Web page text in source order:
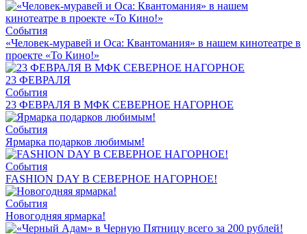
События
«Человек-муравей и Оса: Квантомания» в нашем кинотеатре в
проекте «То Кино!»
23 ФЕВРАЛЯ
События
23 ФЕВРАЛЯ В МФК СЕВЕРНОЕ НАГОРНОЕ
События
Ярмарка подарков любимым!
События
FASHION DAY В СЕВЕРНОЕ НАГОРНОЕ!
События
Новогодняя ярмарка!